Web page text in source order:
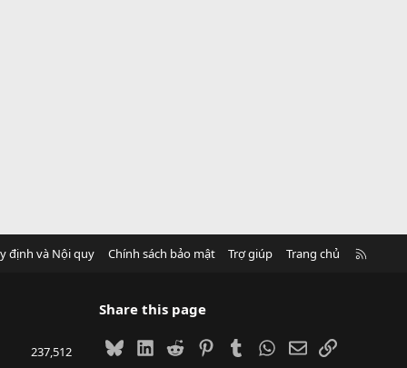
định và Nội quy Chính sách bảo mật Trợ giúp Trang chủ
237,512
Share this page
BlueskyLinkedIn
Reddit PinterestTumblrWhatsApp
EmailLink